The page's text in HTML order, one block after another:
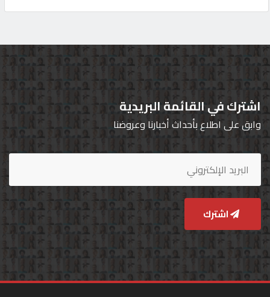
اشترك في القائمة البريدية
وابق على اطلاع بأحداث أخبارنا وعروضنا
اشترك